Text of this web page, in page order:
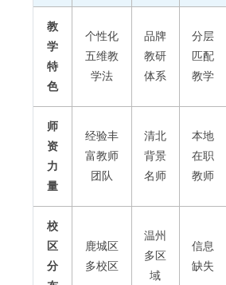
教
学
特
色
个性化
五维教
学法
品牌
教研
体系
分层
匹配
教学
师
资
力
量
经验丰
富教师
团队
清北
背景
名师
本地
在职
教师
校
区
分
鹿城区
多校区
温州
多区
域
信息
缺失